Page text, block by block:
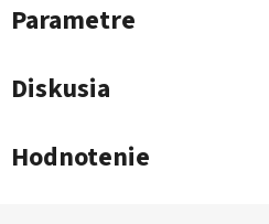
Parametre
Diskusia
Hodnotenie